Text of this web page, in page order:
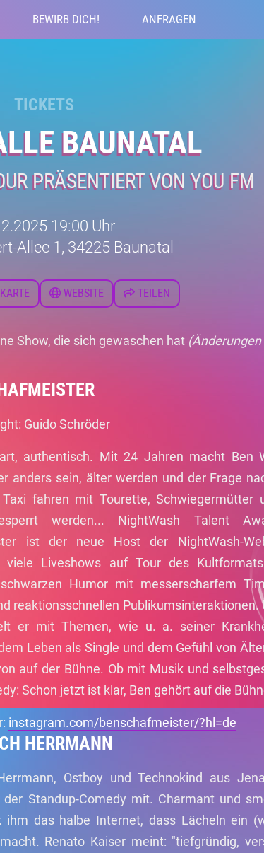
BEWIRB DICH! ANFRAGEN
TICKETS
BAUNATAL
PRÄSENTIERT VON YOU FM
19:00 Uhr
Allee 1, 34225 Baunatal
KARTE WEBSITE TEILEN
Show, die sich gewaschen hat
Guido Schröder
authentisch. Mit 24 Jahren macht Ben
anders sein, älter werden und der Frage
fahren mit Tourette, Schwiegermütter
werden... NightWash Talent
ist der neue Host der NightWash-
viele Liveshows auf Tour des
Humor mit messerscharfem
reaktionsschnellen Publikumsinteraktionen.
er mit Themen, wie u. a. seiner
Leben als Single und dem Gefühl von
auf der Bühne. Ob mit Musik und
Schon jetzt ist klar, Ben gehört auf die
instagram.com/benschafmeister/?hl=de
HERRMANN
Ostboy und Technokind aus
der Standup-Comedy mit. Charmant und
ihm das halbe Internet, dass Lächeln ein
Renato Kaiser meint: "tiefgründig,